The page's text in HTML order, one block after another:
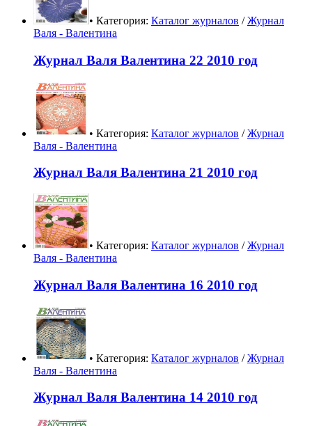
• Категория: Каталог журналов /Журнал
Валя - Валентина
Журнал Валя Валентина 22 2010 год
• Категория: Каталог журналов /Журнал
Валя - Валентина
Журнал Валя Валентина 21 2010 год
• Категория: Каталог журналов /Журнал
Валя - Валентина
Журнал Валя Валентина 16 2010 год
• Категория: Каталог журналов /Журнал
Валя - Валентина
Журнал Валя Валентина 14 2010 год